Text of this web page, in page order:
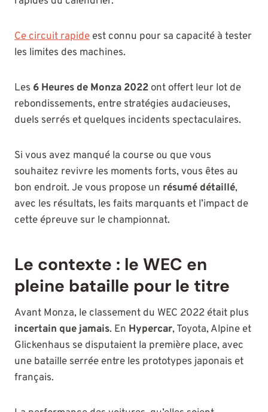
Ce circuit rapide est connu pour sa capacité à tester
les limites des machines.
Les 6 Heures de Monza 2022 ont offert leur lot de
rebondissements, entre stratégies audacieuses,
duels serrés et quelques incidents spectaculaires.
Si vous avez manqué la course ou que vous
souhaitez revivre les moments forts, vous êtes au
bon endroit. Je vous propose un résumé détaillé,
avec les résultats, les faits marquants et l’impact de
cette épreuve sur le championnat.
Le contexte : le WEC en
pleine bataille pour le titre
Avant Monza, le classement du WEC 2022 était plus
incertain que jamais. En Hypercar, Toyota, Alpine et
Glickenhaus se disputaient la première place, avec
une bataille serrée entre les prototypes japonais et
français.